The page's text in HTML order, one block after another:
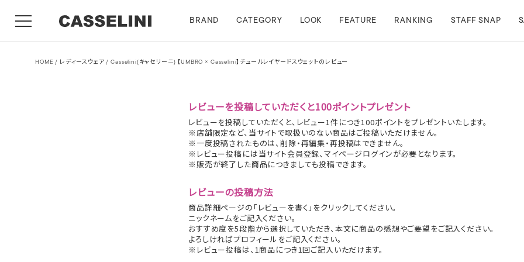
BRAND CATEGORY LOOK FEATURE RANKING STAFF SNAP
HOME レディースウェア Casselini(キャセリーニ) 【UMBRO × Casselini】チュールレイヤードスウェットのレビュー
レビューを投稿していただくと100ポイントプレゼント
レビューを投稿していただくと、レビュー1件につき100ポイントをプレゼントいたします。
※店舗限定など、当サイトで取扱いのない商品はご投稿いただけません。
※一度投稿されたものは、削除・再編集・再投稿はできません。
※レビュー投稿には当サイト会員登録、マイページログインが必要となります。
※販売が終了した商品につきましても投稿できます。
レビューの投稿方法
商品詳細ページの「レビューを書く」をクリックしてください。
ニックネームをご記入ください。
おすすめ度を5段階から選択していただき、本文に商品の感想やご要望をご記入ください。
よろしければプロフィールをご記入ください。
※レビュー投稿は、1商品につき1回ご記入いただけます。